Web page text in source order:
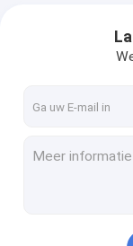
De Houder